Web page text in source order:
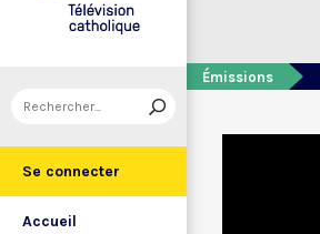
Se connecter
Accueil
Émissions